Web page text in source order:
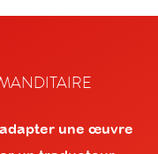
une œuvre